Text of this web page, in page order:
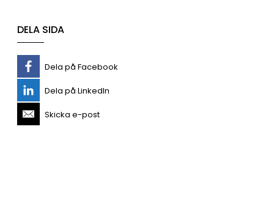
DELA SIDA
Dela på Facebook
Dela på LinkedIn
Skicka e-post